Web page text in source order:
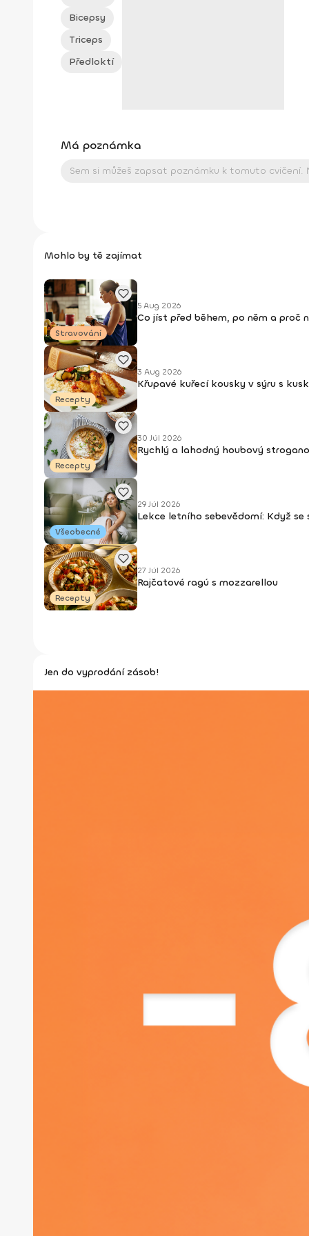
Bicepsy
Triceps
Předloktí
Má poznámka
Mohlo by tě zajímat
Stravování
5 Aug 2026
Co jíst před během, po něm a proč
Recepty
3 Aug 2026
Křupavé kuřecí kousky v sýru s
Recepty
30 Júl 2026
Rychlý a lahodný houbový
Všeobecné
29 Júl 2026
Lekce letního sebevědomí: Když
Recepty
27 Júl 2026
Rajčatové ragú s mozzarellou
Jen do vyprodání zásob!